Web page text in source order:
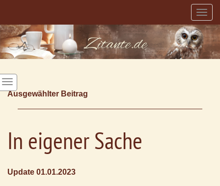
Ausgewählter Beitrag
In eigener Sache
Update 01.01.2023